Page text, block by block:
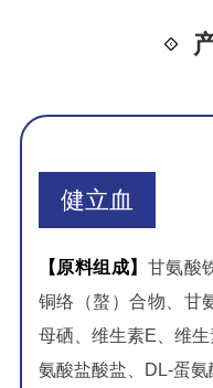
健立血
【原料组成】 甘氨酸
铜络（螯）合物、甘
母硒、维生素E、维
氨酸盐酸盐、DL-蛋氨